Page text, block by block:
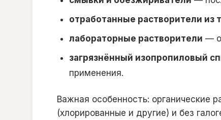
отработанные растворители из
лабораторные растворители —
загрязнённый изопропиловый
применения.
Важная особенность: органические
(хлорированные и другие) и без